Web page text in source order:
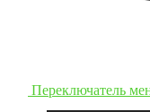
Переключатель